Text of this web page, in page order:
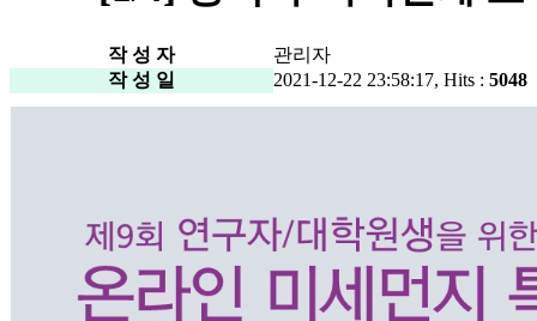
작 성 자
관리자
작 성 일
2021-12-22 23:58:17, Hits : 5048